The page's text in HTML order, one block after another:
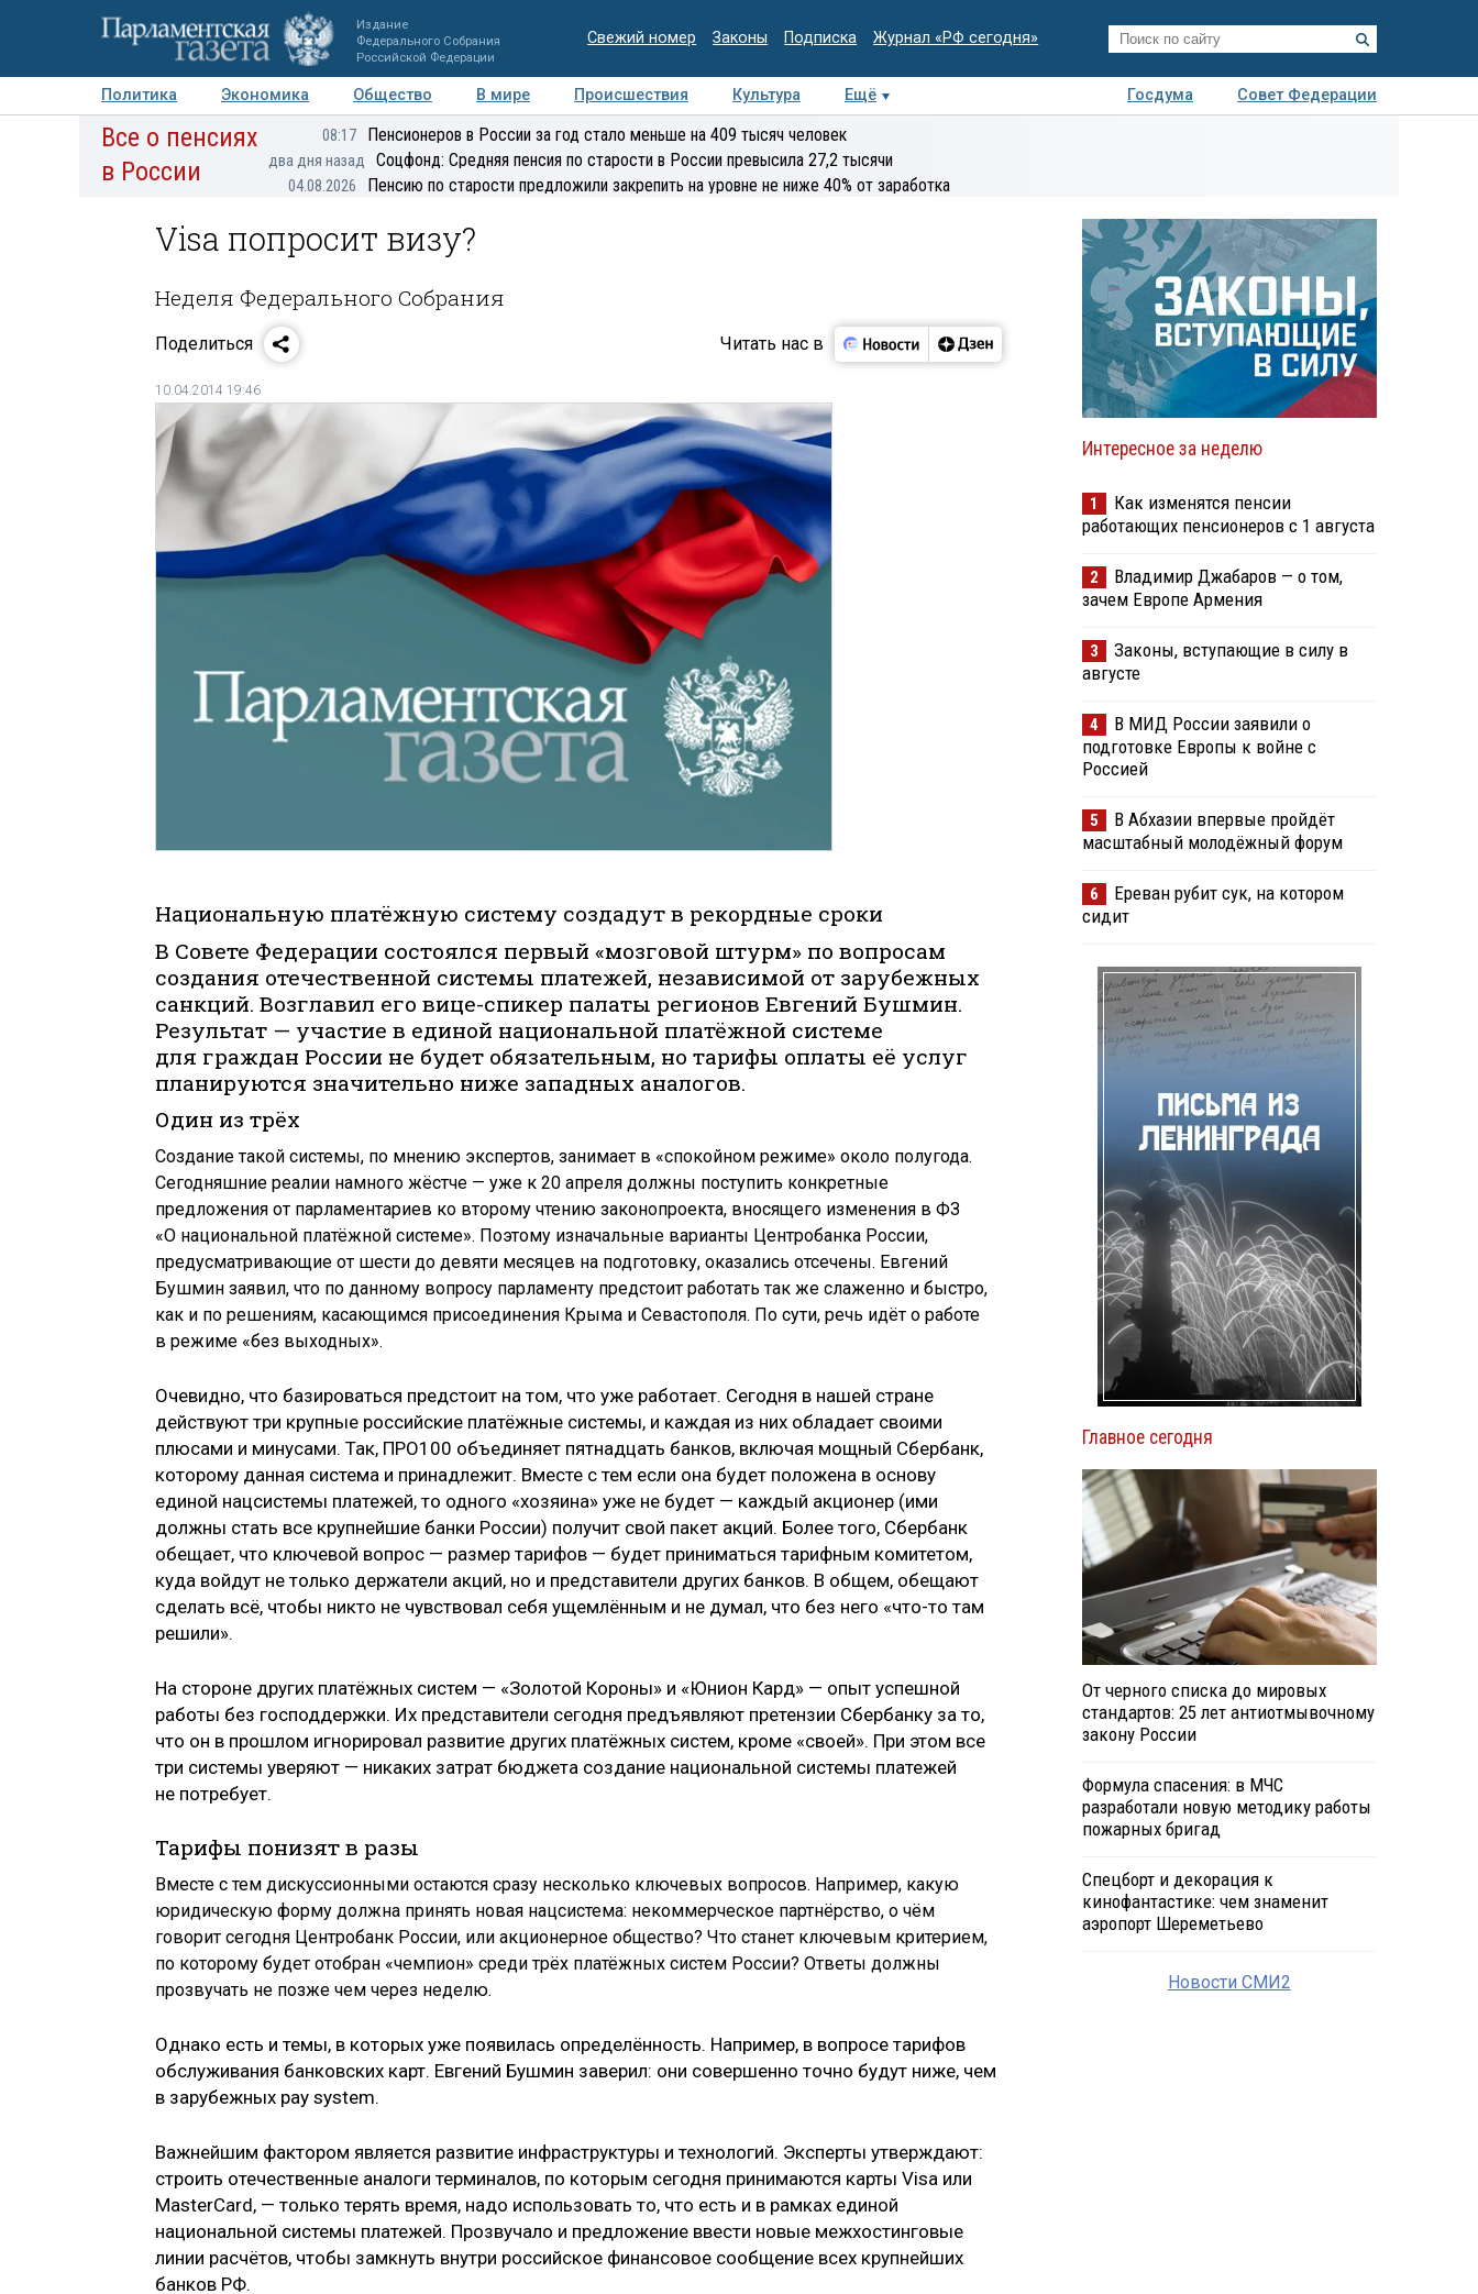
Издание
Федерального Собрания
Российской Федерации
Свежий номер Законы Подписка Журнал «РФ сегодня»
Политика Экономика Общество В мире Происшествия Культура Ещё Госдума
Совет Федерации
Авторы Персоны Мнения Регионы Медиацентр Интервью Колумнисты
Все о пенсиях
в России
08:17 Пенсионеров в России за год стало меньше на 409 тысяч человек
два дня назад Соцфонд: Средняя пенсия по старости в России превысила 27,2 тысячи
04.08.2026 Пенсию по старости предложили закрепить на уровне не ниже 40% от заработка
Visa попросит визу?
Неделя Федерального Собрания
Поделиться Читать нас в
10.04.2014 19:46
Национальную платёжную систему создадут в рекордные сроки
В Совете Федерации состоялся первый «мозговой штурм» по вопросам
создания отечественной системы платежей, независимой от зарубежных
санкций. Возглавил его вице-спикер палаты регионов Евгений Бушмин.
Результат — участие в единой национальной платёжной системе
для граждан России не будет обязательным, но тарифы оплаты её услуг
планируются значительно ниже западных аналогов.
Один из трёх
Создание такой системы, по мнению экспертов, занимает в «спокойном режиме» около полугода.
Сегодняшние реалии намного жёстче — уже к 20 апреля должны поступить конкретные
предложения от парламентариев ко второму чтению законопроекта, вносящего изменения в ФЗ
«О национальной платёжной системе». Поэтому изначальные варианты Центробанка России,
предусматривающие от шести до девяти месяцев на подготовку, оказались отсечены. Евгений
Бушмин заявил, что по данному вопросу парламенту предстоит работать так же слаженно и быстро,
как и по решениям, касающимся присоединения Крыма и Севастополя. По сути, речь идёт о работе
в режиме «без выходных».
Очевидно, что базироваться предстоит на том, что уже работает. Сегодня в нашей стране
действуют три крупные российские платёжные системы, и каждая из них обладает своими
плюсами и минусами. Так, ПРО100 объединяет пятнадцать банков, включая мощный Сбербанк,
которому данная система и принадлежит. Вместе с тем если она будет положена в основу
единой нацсистемы платежей, то одного «хозяина» уже не будет — каждый акционер (ими
должны стать все крупнейшие банки России) получит свой пакет акций. Более того, Сбербанк
обещает, что ключевой вопрос — размер тарифов — будет приниматься тарифным комитетом,
куда войдут не только держатели акций, но и представители других банков. В общем, обещают
сделать всё, чтобы никто не чувствовал себя ущемлённым и не думал, что без него «что-то там
решили».
На стороне других платёжных систем — «Золотой Короны» и «Юнион Кард» — опыт успешной
работы без господдержки. Их представители сегодня предъявляют претензии Сбербанку за то,
что он в прошлом игнорировал развитие других платёжных систем, кроме «своей». При этом все
три системы уверяют — никаких затрат бюджета создание национальной системы платежей
не потребует.
Тарифы понизят в разы
Вместе с тем дискуссионными остаются сразу несколько ключевых вопросов. Например, какую
юридическую форму должна принять новая нацсистема: некоммерческое партнёрство, о чём
говорит сегодня Центробанк России, или акционерное общество? Что станет ключевым критерием,
по которому будет отобран «чемпион» среди трёх платёжных систем России? Ответы должны
прозвучать не позже чем через неделю.
Однако есть и темы, в которых уже появилась определённость. Например, в вопросе тарифов
обслуживания банковских карт. Евгений Бушмин заверил: они совершенно точно будут ниже, чем
в зарубежных pay system.
Важнейшим фактором является развитие инфраструктуры и технологий. Эксперты утверждают:
строить отечественные аналоги терминалов, по которым сегодня принимаются карты Visa или
MasterСard, — только терять время, надо использовать то, что есть и в рамках единой
национальной системы платежей. Прозвучало и предложение ввести новые межхостинговые
линии расчётов, чтобы замкнуть внутри российское финансовое сообщение всех крупнейших
банков РФ.
Интересное за неделю
1
Как изменятся пенсии
работающих пенсионеров с 1 августа
2
Владимир Джабаров — о том,
зачем Европе Армения
3
Законы, вступающие в силу в
августе
4
В МИД России заявили о
подготовке Европы к войне с
Россией
5
В Абхазии впервые пройдёт
масштабный молодёжный форум
6
Ереван рубит сук, на котором
сидит
Главное сегодня
От черного списка до мировых
стандартов: 25 лет антиотмывочному
закону России
Формула спасения: в МЧС
разработали новую методику работы
пожарных бригад
Спецборт и декорация к
кинофантастике: чем знаменит
аэропорт Шереметьево
Новости СМИ2